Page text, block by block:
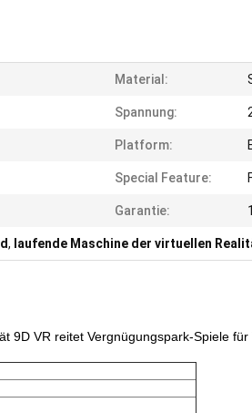
Material:
Spannung:
Platform:
Special Feature:
Garantie:
, laufende Maschine der virtuellen
9D VR reitet Vergnügungspark-Spiele für